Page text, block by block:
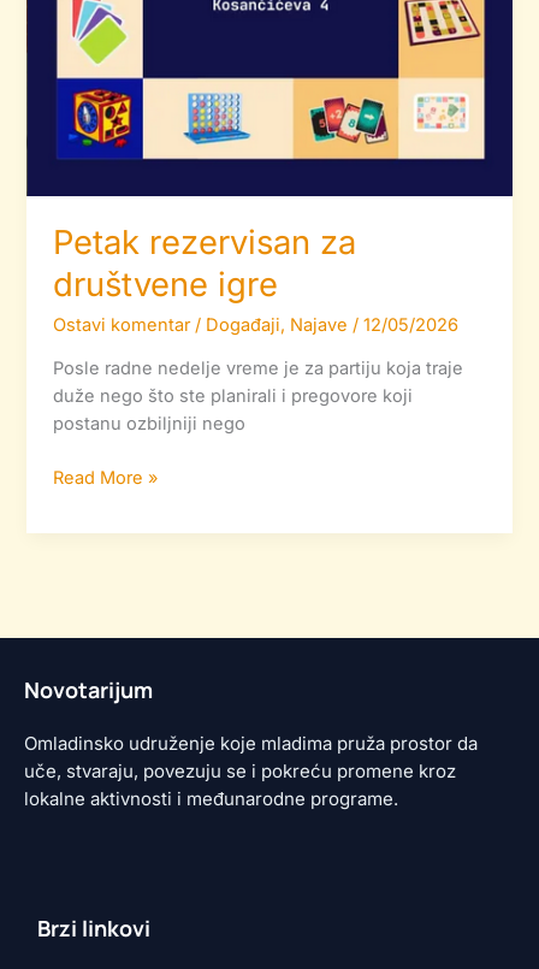
Petak rezervisan za
društvene igre
Ostavi komentar / Događaji, Najave /12/05/2026
Posle radne nedelje vreme je za partiju koja traje
duže nego što ste planirali i pregovore koji
postanu ozbiljniji nego
Read More »
Novotarijum
Omladinsko udruženje koje mladima pruža prostor da
uče, stvaraju, povezuju se i pokreću promene kroz
lokalne aktivnosti i međunarodne programe.
Brzi linkovi